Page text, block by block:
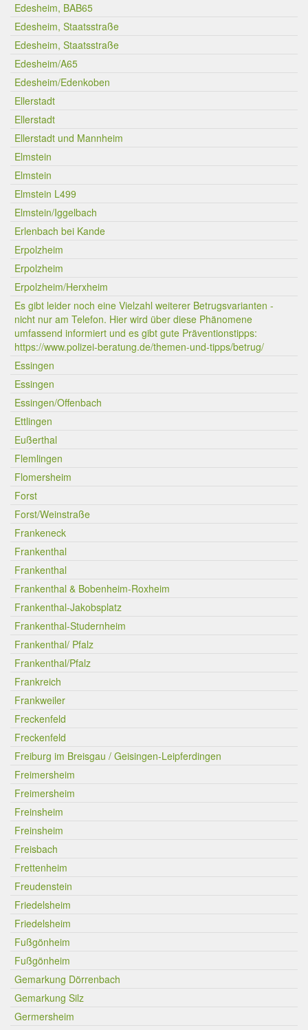
Edesheim, BAB65
Edesheim, Staatsstraße
Edesheim, Staatsstraße
Edesheim/A65
Edesheim/Edenkoben
Ellerstadt
Ellerstadt
Ellerstadt und Mannheim
Elmstein
Elmstein
Elmstein L499
Elmstein/Iggelbach
Erlenbach bei Kande
Erpolzheim
Erpolzheim
Erpolzheim/Herxheim
Es gibt leider noch eine Vielzahl weiterer Betrugsvarianten -
nicht nur am Telefon. Hier wird über diese Phänomene
umfassend informiert und es gibt gute Präventionstipps:
https://www.polizei-beratung.de/themen-und-tipps/betrug/
Essingen
Essingen
Essingen/Offenbach
Ettlingen
Eußerthal
Flemlingen
Flomersheim
Forst
Forst/Weinstraße
Frankeneck
Frankenthal
Frankenthal
Frankenthal & Bobenheim-Roxheim
Frankenthal-Jakobsplatz
Frankenthal-Studernheim
Frankenthal/ Pfalz
Frankenthal/Pfalz
Frankreich
Frankweiler
Freckenfeld
Freckenfeld
Freiburg im Breisgau / Geisingen-Leipferdingen
Freimersheim
Freimersheim
Freinsheim
Freinsheim
Freisbach
Frettenheim
Freudenstein
Friedelsheim
Friedelsheim
Fußgönheim
Fußgönheim
Gemarkung Dörrenbach
Gemarkung Silz
Germersheim